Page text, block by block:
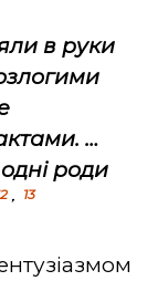
в руки
…
роди
, 13